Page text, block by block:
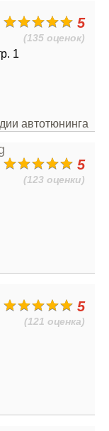
5
(135 оценок)
1
автотюнинга
5
(123 оценки)
5
(121 оценка)